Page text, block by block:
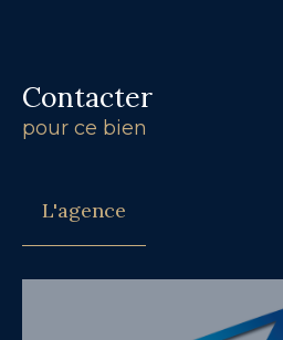
Contacter
pour ce bien
L'agence